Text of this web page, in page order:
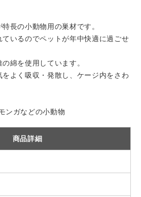
長の小動物用の巣材です。
いるのでペットが年中快適に過ごせ
綿を使用しています。
よく吸収・発散し、ケージ内をさわ
ンガなどの小動物
商品詳細